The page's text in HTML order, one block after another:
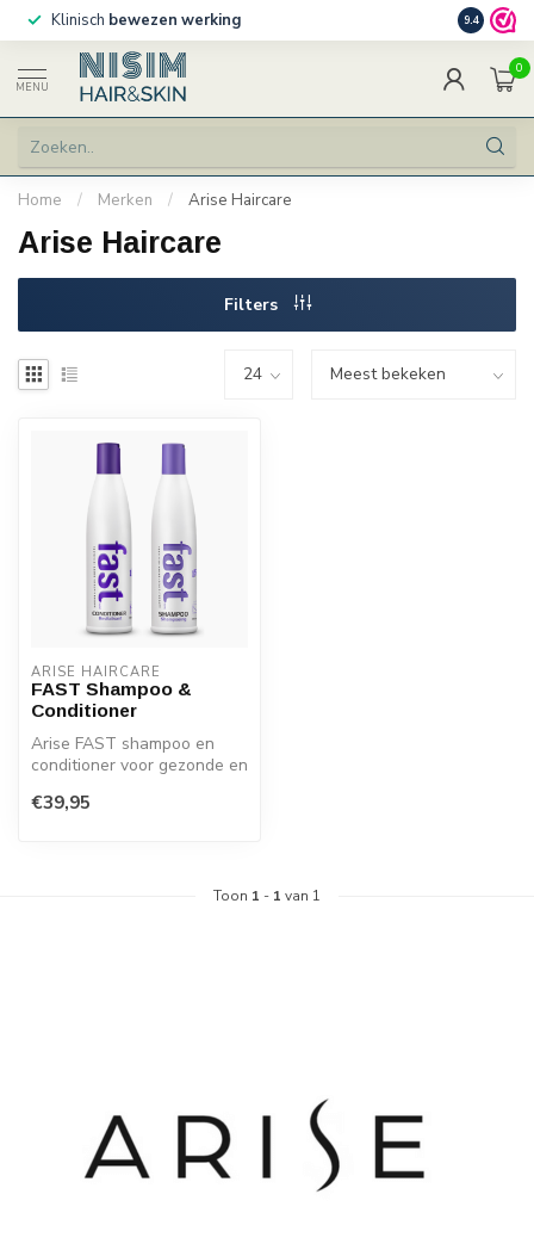
Klinisch bewezen werking 9.4
MENU
0
Home / Merken / Arise Haircare
Arise Haircare
Filters
ARISE HAIRCARE
FAST Shampoo &
Conditioner
Arise FAST shampoo en
conditioner voor gezonde en
Geschikt ...
€39,95
Toon 1 - 1 van 1